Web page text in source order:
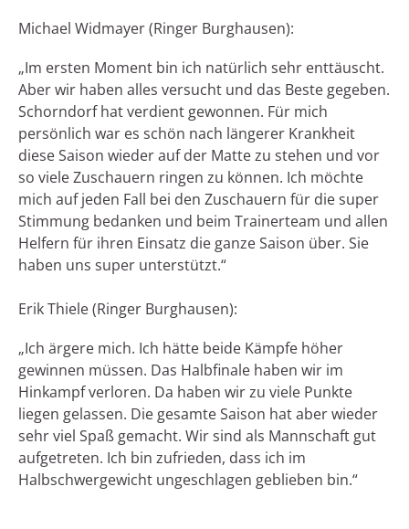
Michael Widmayer (Ringer Burghausen):
„Im ersten Moment bin ich natürlich sehr enttäuscht.
Aber wir haben alles versucht und das Beste gegeben.
Schorndorf hat verdient gewonnen. Für mich
persönlich war es schön nach längerer Krankheit
diese Saison wieder auf der Matte zu stehen und vor
so viele Zuschauern ringen zu können. Ich möchte
mich auf jeden Fall bei den Zuschauern für die super
Stimmung bedanken und beim Trainerteam und allen
Helfern für ihren Einsatz die ganze Saison über. Sie
haben uns super unterstützt.“
Erik Thiele (Ringer Burghausen):
„Ich ärgere mich. Ich hätte beide Kämpfe höher
gewinnen müssen. Das Halbfinale haben wir im
Hinkampf verloren. Da haben wir zu viele Punkte
liegen gelassen. Die gesamte Saison hat aber wieder
sehr viel Spaß gemacht. Wir sind als Mannschaft gut
aufgetreten. Ich bin zufrieden, dass ich im
Halbschwergewicht ungeschlagen geblieben bin.“